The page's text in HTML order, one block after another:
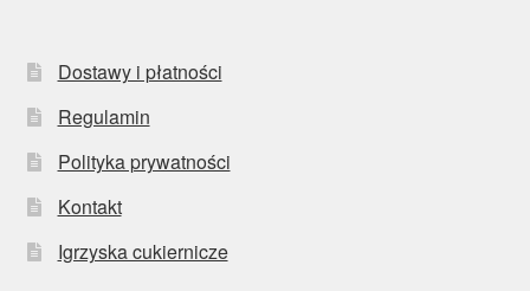
Dostawy i płatności
Regulamin
Polityka prywatności
Kontakt
Igrzyska cukiernicze